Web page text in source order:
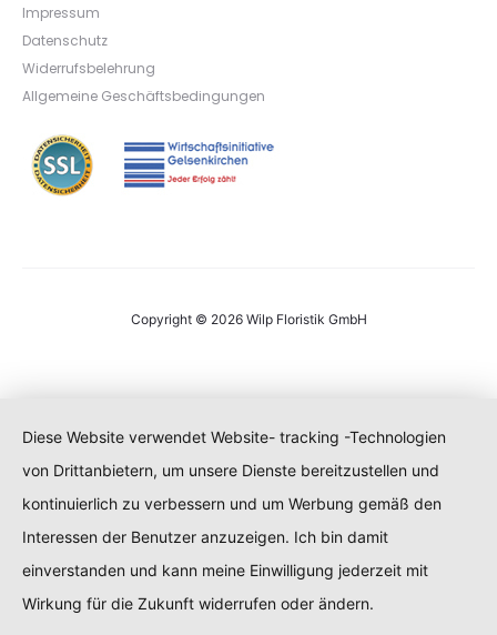
Impressum
Datenschutz
Widerrufsbelehrung
Allgemeine Geschäftsbedingungen
Copyright © 2026 Wilp Floristik GmbH
Diese Website verwendet Website- tracking -Technologien
von Drittanbietern, um unsere Dienste bereitzustellen und
kontinuierlich zu verbessern und um Werbung gemäß den
Interessen der Benutzer anzuzeigen. Ich bin damit
einverstanden und kann meine Einwilligung jederzeit mit
Wirkung für die Zukunft widerrufen oder ändern.